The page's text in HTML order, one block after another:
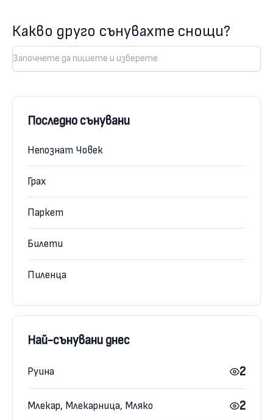
Какво друго сънувахте снощи?
Последно сънувани
Непознат Човек
Грах
Паркет
Билети
Пиленца
Най-сънувани днес
Руина 2
Млекар, Млекарница, Мляко 2